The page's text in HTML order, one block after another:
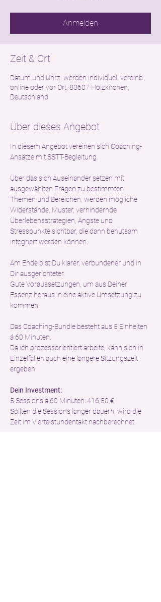
Anmelden
Zeit & Ort
Datum und Uhrz. werden individuell vereinb.
online oder vor Ort, 83607 Holzkirchen,
Deutschland
Über dieses Angebot
In diesem Angebot vereinen sich Coaching-
Ansätze mit SSTT-Begleitung.
Über das sich Auseinander setzen mit
ausgewählten Fragen zu bestimmten
Themen und Bereichen, werden mögliche
Widerstände, Muster, verhindernde
Überlebensstrategien, Ängste und
Stresspunkte sichtbar, die dann behutsam
integriert werden können.
Am Ende bist Du klarer, verbundener und in
Dir ausgerichteter.
Gute Voraussetzungen, um aus Deiner
Essenz heraus in eine aktive Umsetzung zu
kommen.
Das Coaching-Bundle besteht aus 5 Einheiten
á 60 Minuten.
Da ich prozessorientiert arbeite, kann sich in
Einzelfällen auch eine längere Sitzungszeit
ergeben.
Dein Investment:
5 Sessions á 60 Minuten: 416,50 €
Sollten die Sessions länger dauern, wird die
Zeit im Viertelstundentakt nachberechnet.